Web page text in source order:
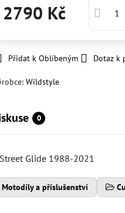
2790 Kč
Přidat k Oblíbeným Dotaz k
Wildstyle
0
Glide 1988-2021
Motodíly a příslušenství